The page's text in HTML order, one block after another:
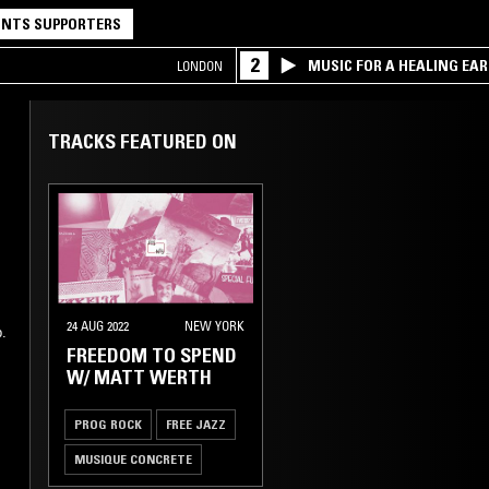
NTS SUPPORTERS
LONDON 2
MUSIC FOR A HEALING
RESEARCH TRIO
TRACKS FEATURED ON
24 AUG 2022 NEW YORK
FREEDOM TO SPEND
W/ MATT WERTH
PROG ROCK FREE JAZZ
MUSIQUE CONCRETE